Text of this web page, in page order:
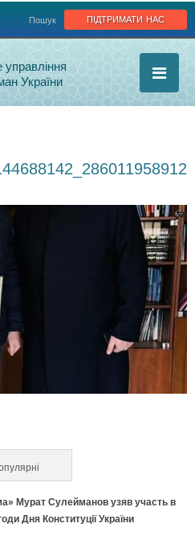
підтримати нас
Пошук
України
Мурат Сулейманов узяв участь в
Дня Конституції України